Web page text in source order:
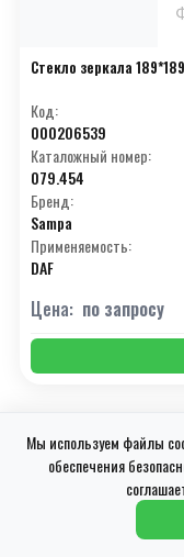
Стекло зеркала
Код:
000206539
Каталожный номер:
079.454
Бренд:
Sampa
Применяемость:
DAF
Цена: по запросу
Мы используем файлы
обеспечения